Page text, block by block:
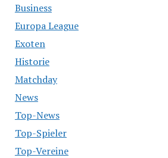
Business
Europa League
Exoten
Historie
Matchday
News
Top-News
Top-Spieler
Top-Vereine